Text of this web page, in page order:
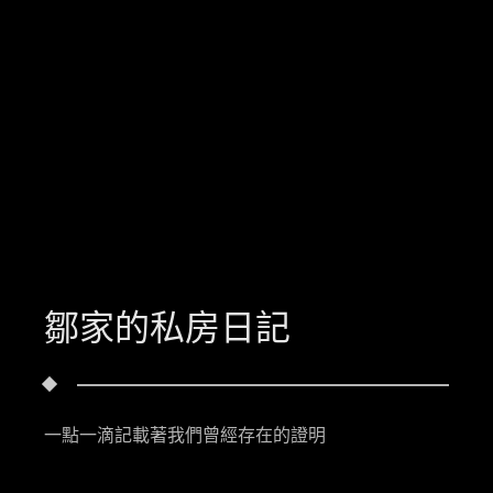
鄒家的私房日記
一點一滴記載著我們曾經存在的證明